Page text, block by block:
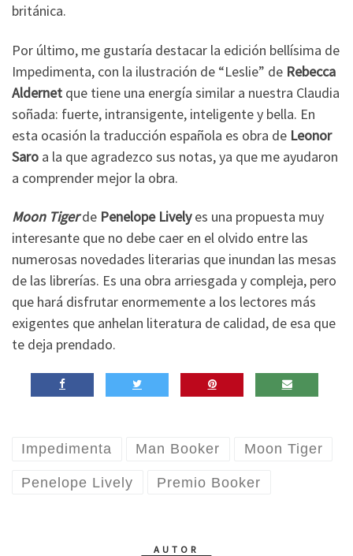
británica.
Por último, me gustaría destacar la edición bellísima de
Impedimenta, con la ilustración de “Leslie” de Rebecca
Aldernet que tiene una energía similar a nuestra Claudia
soñada: fuerte, intransigente, inteligente y bella. En
esta ocasión la traducción española es obra de Leonor
Saro a la que agradezco sus notas, ya que me ayudaron
a comprender mejor la obra.
Moon Tigerde Penelope Livelyes una propuesta muy
interesante que no debe caer en el olvido entre las
numerosas novedades literarias que inundan las mesas
de las librerías. Es una obra arriesgada y compleja, pero
que hará disfrutar enormemente a los lectores más
exigentes que anhelan literatura de calidad, de esa que
te deja prendado.
Impedimenta Man Booker Moon Tiger
Penelope Lively Premio Booker
AUTOR